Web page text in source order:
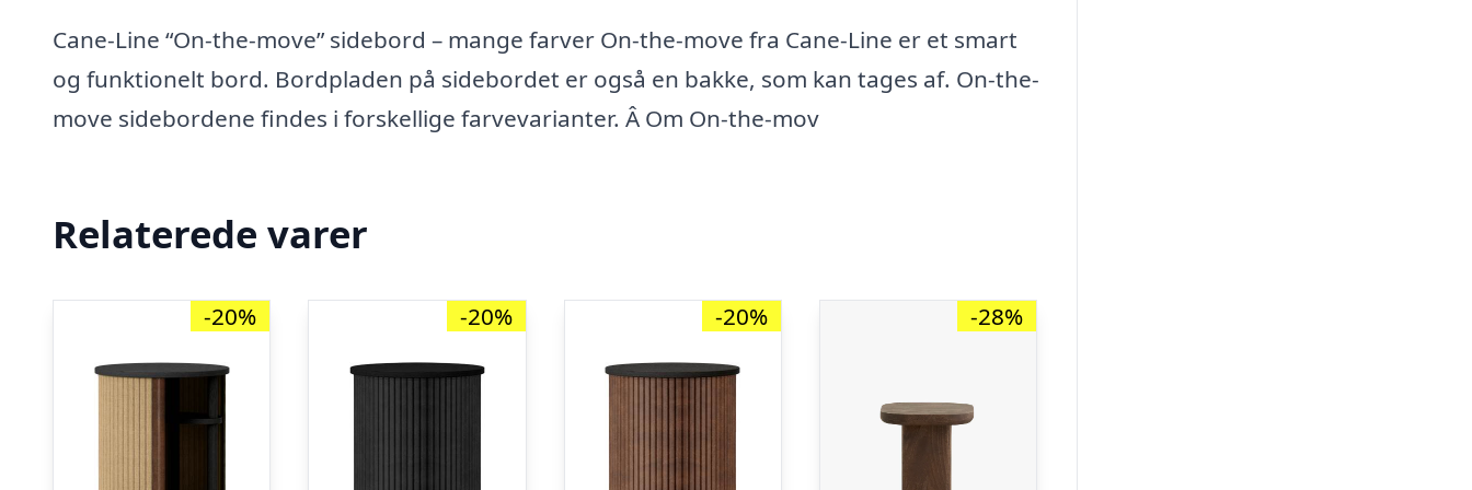
Cane-Line “On-the-move” sidebord – mange farver On-the-move fra Cane-Line er et smart
og funktionelt bord. Bordpladen på sidebordet er også en bakke, som kan tages af. On-the-
move sidebordene findes i forskellige farvevarianter. Â Om On-the-mov
Relaterede varer
-20% -20% -20% -28%